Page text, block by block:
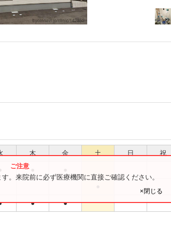
木 金 土 日 祝
● ●
。来院前に必ず医療機関に直接ご確認ください。
×閉じる